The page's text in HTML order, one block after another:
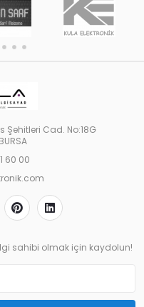
Şehitleri Cad. No:18G
60 00
sahibi olmak için kaydolun!